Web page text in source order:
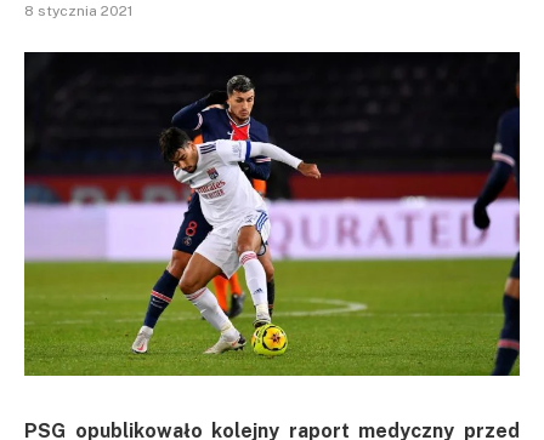
8 stycznia 2021
PSG opublikowało kolejny raport medyczny przed